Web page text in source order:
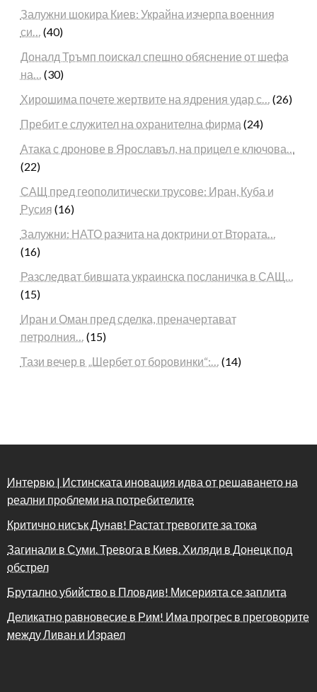
Залужни шокира Киев: Украйна изчерпа военния
си… (40)
Доналд Тръмп поискал спешно обяснение от шефа
на… (30)
Хирошима почете жертвите на ядрения удар с… (26)
Пребит е служител на охранителна фирма (24)
Атака с дронове в Ярославъл, на прицел е ключова…
(22)
САЩ пред геополитически трусове: Иран, Куба и
Русия (16)
Залужни: НАТО разчита на доктрини от Втората…
(16)
Разследват бившата украинска посланичка в САЩ…
(15)
Иран и Оман пред сделка, преначертават
петролния… (15)
Тази вечер в „Шербет от боровинки“:… (14)
Интервю | Истинската иновация идва от решаването на
реални проблеми на потребителите
Критично нисък Дунав! Растат тревогите за тока
Загинали в Суми. Тревога в Киев. Хиляди в Донецк под
обстрел
Брутално убийство в Пловдив! Мисерията се заплита
Деликатно равновесие в Рим! Има прогрес в преговорите
между Ливан и Израел